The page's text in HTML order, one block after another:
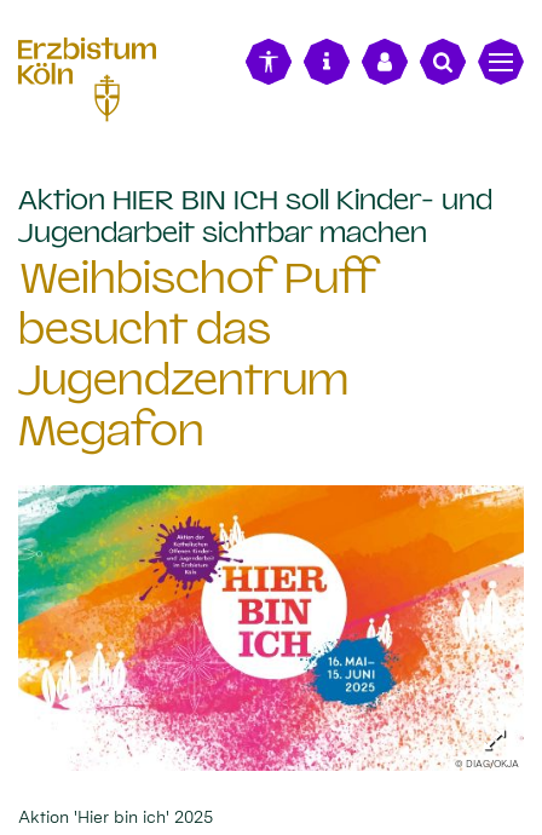
Aktion HIER BIN ICH soll Kinder- und
Jugendarbeit sichtbar machen
Weihbischof Puff
besucht das
Jugendzentrum
Megafon
© DIAG/OKJA
Aktion 'Hier bin ich' 2025